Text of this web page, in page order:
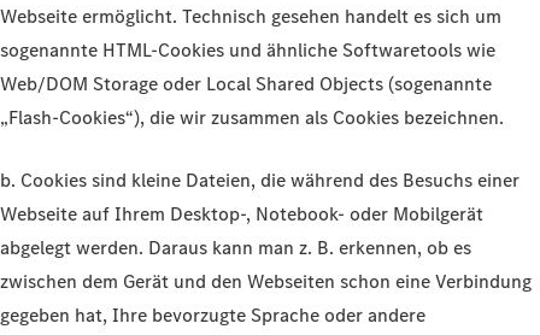
Webseite ermöglicht. Technisch gesehen handelt es sich um
sogenannte HTML-Cookies und ähnliche Softwaretools wie
Web/DOM Storage oder Local Shared Objects (sogenannte
„Flash-Cookies“), die wir zusammen als Cookies bezeichnen.
b. Cookies sind kleine Dateien, die während des Besuchs einer
Webseite auf Ihrem Desktop-, Notebook- oder Mobilgerät
abgelegt werden. Daraus kann man z. B. erkennen, ob es
zwischen dem Gerät und den Webseiten schon eine Verbindung
gegeben hat, Ihre bevorzugte Sprache oder andere